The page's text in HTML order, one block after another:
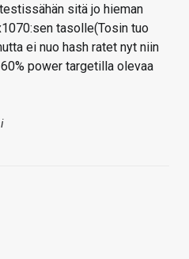
sitä jo hieman
tasolle(Tosin tuo
ei nuo hash ratet nyt niin
power targetilla olevaa